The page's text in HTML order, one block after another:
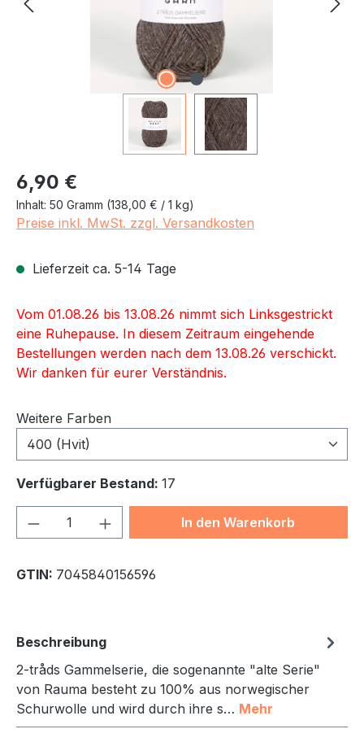
Regulärer Preis:
6,90 €
Inhalt: 50 Gramm (138,00 € / 1 kg)
Preise inkl. MwSt. zzgl. Versandkosten
Lieferzeit ca. 5-14 Tage
Vom 01.08.26 bis 13.08.26 nimmt sich Linksgestrickt
eine Ruhepause. In diesem Zeitraum eingehende
Bestellungen werden nach dem 13.08.26 verschickt.
Wir danken für eurer Verständnis.
Weitere Farben
400 (Hvit)
Verfügbarer Bestand: 17
Produkt Anzahl: Gib denIn den Warenkorb
GTIN: 7045840156596
Beschreibung
2-tråds Gammelserie, die sogenannte "alte Serie"
von Rauma besteht zu 100% aus norwegischer
Schurwolle und wird durch ihre s… Mehr